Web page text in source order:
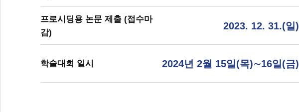
프로시딩용 논문 제출 (접수마
감)
2023. 12. 31.(일)
학술대회 일시 2024년 2월 15일(목)∼16일(금)